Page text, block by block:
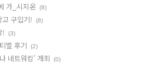
가_시지온 (8)
고 구입기! (8)
! (3)
벌 후기 (2)
네트워킹’ 개최 (0)